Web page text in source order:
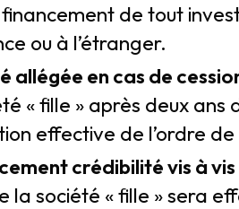
de tout
ou à l’étranger.
allégée en cas de
« fille » après deux
effective de l’ordre de
crédibilité vis à
la société « fille » sera